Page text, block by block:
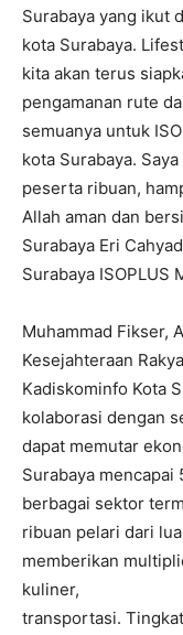
Surabaya yang ikut
kota Surabaya.
kita akan terus
pengamanan rute
semuanya untuk
kota Surabaya.
peserta ribuan,
Allah aman dan
Surabaya Eri
Surabaya ISOPLUS
Muhammad Fikser,
Kesejahteraan
Kadiskominfo Kota
kolaborasi dengan
dapat memutar
Surabaya mencapai
berbagai sektor
ribuan pelari dari
memberikan
kuliner,
transportasi.